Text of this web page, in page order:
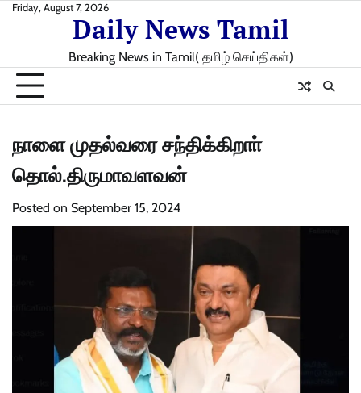
SkipFriday, August 7, 2026
Daily News Tamil
Breaking News in Tamil( தமிழ் செய்திகள்)
நாளை முதல்வரை சந்திக்கிறாா்
தொல்.திருமாவளவன்
Posted on September 15, 2024